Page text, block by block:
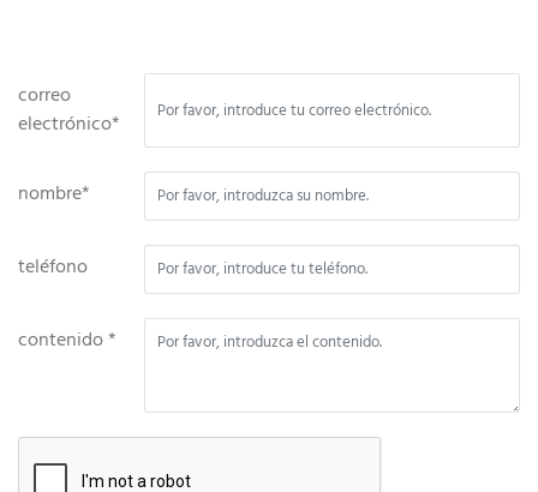
correo
electrónico*
nombre*
teléfono
contenido *